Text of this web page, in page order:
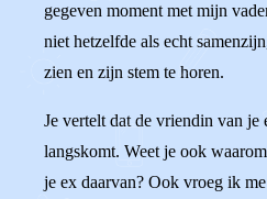
gegeven moment met mijn
niet hetzelfde als echt
zien en zijn stem te horen.
Je vertelt dat de vriendin van
langskomt. Weet je ook
je ex daarvan? Ook vroeg ik